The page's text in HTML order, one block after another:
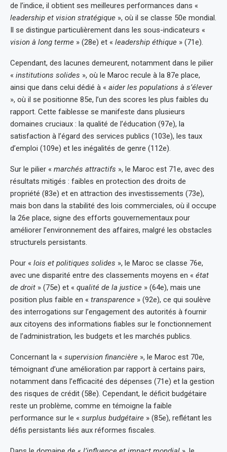
de l’indice, il obtient ses meilleures performances dans «
leadership et vision stratégique », où il se classe 50e mondial.
Il se distingue particulièrement dans les sous-indicateurs «
vision à long terme » (28e) et « leadership éthique » (71e).
Cependant, des lacunes demeurent, notamment dans le pilier
« institutions solides », où le Maroc recule à la 87e place,
ainsi que dans celui dédié à « aider les populations à s’élever
», où il se positionne 85e, l’un des scores les plus faibles du
rapport. Cette faiblesse se manifeste dans plusieurs
domaines cruciaux : la qualité de l’éducation (97e), la
satisfaction à l’égard des services publics (103e), les taux
d’emploi (109e) et les inégalités de genre (112e).
Sur le pilier « marchés attractifs », le Maroc est 71e, avec des
résultats mitigés : faibles en protection des droits de
propriété (83e) et en attraction des investissements (73e),
mais bon dans la stabilité des lois commerciales, où il occupe
la 26e place, signe des efforts gouvernementaux pour
améliorer l’environnement des affaires, malgré les obstacles
structurels persistants.
Pour « lois et politiques solides », le Maroc se classe 76e,
avec une disparité entre des classements moyens en « état
de droit » (75e) et « qualité de la justice » (64e), mais une
position plus faible en « transparence » (92e), ce qui soulève
des interrogations sur l’engagement des autorités à fournir
aux citoyens des informations fiables sur le fonctionnement
de l’administration, les budgets et les marchés publics.
Concernant la « supervision financière », le Maroc est 70e,
témoignant d’une amélioration par rapport à certains pairs,
notamment dans l’efficacité des dépenses (71e) et la gestion
des risques de crédit (58e). Cependant, le déficit budgétaire
reste un problème, comme en témoigne la faible
performance sur le « surplus budgétaire » (85e), reflétant les
défis persistants liés aux réformes fiscales.